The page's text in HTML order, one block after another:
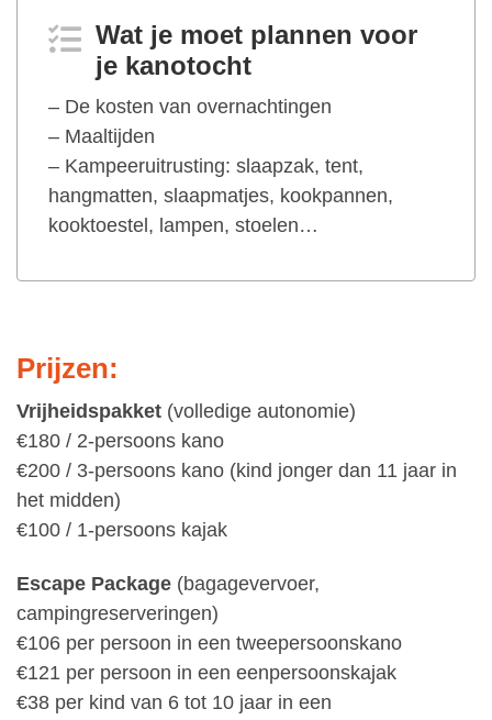
Wat je moet plannen voor
je kanotocht
– De kosten van overnachtingen
– Maaltijden
– Kampeeruitrusting: slaapzak, tent,
hangmatten, slaapmatjes, kookpannen,
kooktoestel, lampen, stoelen…
Prijzen:
Vrijheidspakket (volledige autonomie)
€180 / 2-persoons kano
€200 / 3-persoons kano (kind jonger dan 11 jaar in
het midden)
€100 / 1-persoons kajak
Escape Package (bagagevervoer,
campingreserveringen)
€106 per persoon in een tweepersoonskano
€121 per persoon in een eenpersoonskajak
€38 per kind van 6 tot 10 jaar in een